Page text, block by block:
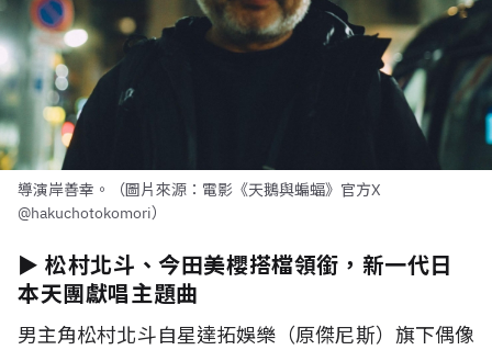
導演岸善幸。（圖片來源：電影《天鵝與蝙蝠》官方X
@hakuchotokomori）
► 松村北斗、今田美櫻搭檔領銜，新一代日
本天團獻唱主題曲
男主角松村北斗自星達拓娛樂（原傑尼斯）旗下偶像